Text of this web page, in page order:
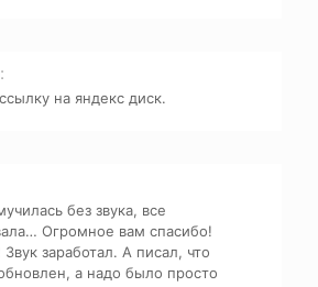
:
на яндекс диск.
без звука, все
Огромное вам спасибо!
заработал. А писал, что
а надо было просто